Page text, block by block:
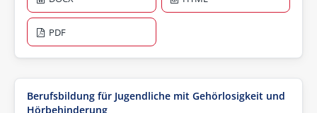
PDF
Berufsbildung für Jugendliche mit Gehörlosigkeit und
Hörbehinderung